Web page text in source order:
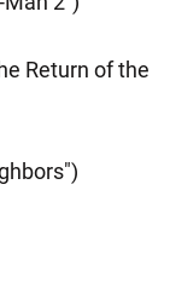
Return of the